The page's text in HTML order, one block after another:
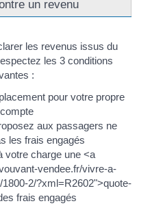
un revenu
les revenus issus du
les 3 conditions
:
pour votre propre
compte
aux passagers ne
les frais engagés
votre charge une <a
vendee.fr/vivre-a-
2/?xml=R2602">quote-
frais engagés